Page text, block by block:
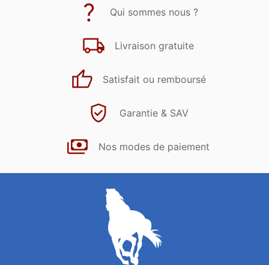
Qui sommes nous ?
Livraison gratuite
Satisfait ou remboursé
Garantie & SAV
Nos modes de paiement